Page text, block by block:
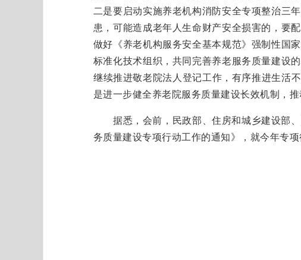
二是要启动实施养老机构消防安全专项整治三
患，可能造成老年人生命财产安全损害的，要
做好《养老机构服务安全基本规范》强制性国
标准化技术组织，共同完善养老服务质量建设
继续推进敬老院法人登记工作，有序推进生活
是进一步健全养老院服务质量建设长效机制，
据悉，会前，民政部、住房和城乡建设部、
务质量建设专项行动工作的通知》，就今年专项